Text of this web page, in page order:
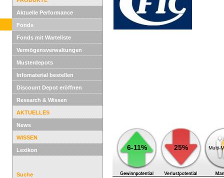
Aktuelle Performance
Fonds
Fonds mit Warteliste
Vermögensverwaltungen
Musterdepots
Infomaterial bestellen
Discount Depot eröffnen
Research & Wissen
AKTUELLES
News
WISSEN
Lexikon
Suche
6-11% 25% Multi-